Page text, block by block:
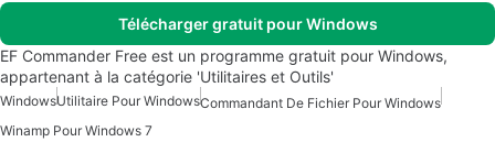
Télécharger gratuit pour Windows
EF Commander Free est un programme gratuit pour Windows,
appartenant à la catégorie 'Utilitaires et Outils'
WindowsUtilitaire Pour WindowsCommandant De Fichier Pour Windows
Winamp Pour Windows 7